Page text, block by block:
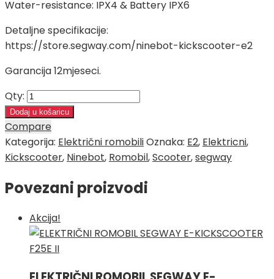
Water-resistance: IPX4 & Battery IPX6
Detaljne specifikacije:
https://store.segway.com/ninebot-kickscooter-e2
Garancija 12mjeseci.
Qty:
Dodaj u košaricu
Compare
Kategorija: Električni romobiliOznaka: E2, Elektricni,
Kickscooter, Ninebot, Romobil,Scooter,segway
Povezani proizvodi
Akcija!